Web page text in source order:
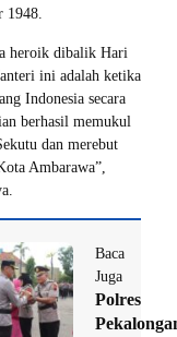
1948.
heroik dibalik Hari
ini adalah ketika
Indonesia secara
berhasil memukul
dan merebut
Ambarawa”,
Baca
Juga
Polres